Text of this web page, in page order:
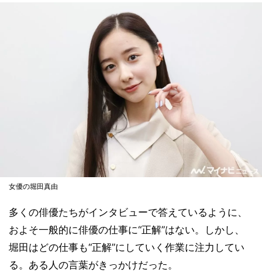
女優の堀田真由
多くの俳優たちがインタビューで答えているように、
およそ一般的に俳優の仕事に“正解”はない。しかし、
堀田はどの仕事も“正解”にしていく作業に注力してい
る。ある人の言葉がきっかけだった。